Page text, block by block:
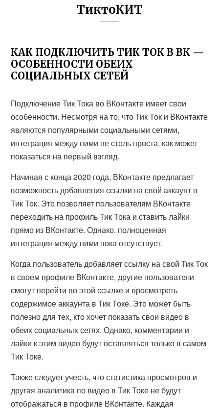
ТиктоКИТ
КАК ПОДКЛЮЧИТЬ ТИК ТОК В ВК —
ОСОБЕННОСТИ ОБЕИХ
СОЦИАЛЬНЫХ СЕТЕЙ
Подключение Тик Тока во ВКонтакте имеет свои
особенности. Несмотря на то, что Тик Ток и ВКонтакте
являются популярными социальными сетями,
интеграция между ними не столь проста, как может
показаться на первый взгляд.
Начиная с конца 2020 года, ВКонтакте предлагает
возможность добавления ссылки на свой аккаунт в
Тик Ток. Это позволяет пользователям ВКонтакте
переходить на профиль Тик Тока и ставить лайки
прямо из ВКонтакте. Однако, полноценная
интеграция между ними пока отсутствует.
Когда пользователь добавляет ссылку на свой Тик Ток
в своем профиле ВКонтакте, другие пользователи
смогут перейти по этой ссылке и просмотреть
содержимое аккаунта в Тик Токе. Это может быть
полезно для тех, кто хочет показать свои видео в
обеих социальных сетях. Однако, комментарии и
лайки к этим видео будут оставляться только в самом
Тик Токе.
Также следует учесть, что статистика просмотров и
другая аналитика по видео в Тик Токе не будут
отображаться в профиле ВКонтакте. Каждая